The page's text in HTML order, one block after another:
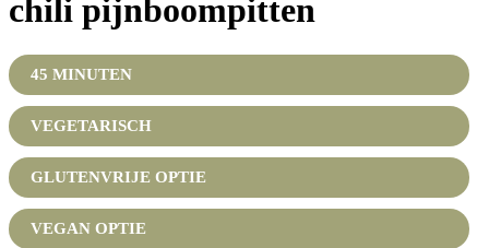
chili pijnboompitten
45 MINUTEN
VEGETARISCH
GLUTENVRIJE OPTIE
VEGAN OPTIE